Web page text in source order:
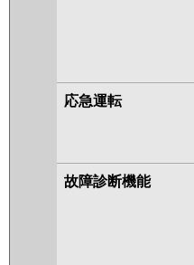
応急運転
故障診断機能